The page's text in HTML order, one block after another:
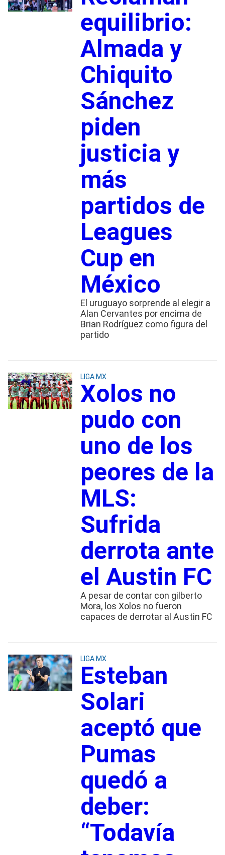
equilibrio:
Almada y
Chiquito
Sánchez
piden
justicia y
más
partidos de
Leagues
Cup en
México
El uruguayo sorprende al elegir a
Alan Cervantes por encima de
Brian Rodríguez como figura del
partido
LIGA MX
Xolos no
pudo con
uno de los
peores de la
MLS:
Sufrida
derrota ante
el Austin FC
A pesar de contar con gilberto
Mora, los Xolos no fueron
capaces de derrotar al Austin FC
LIGA MX
Esteban
Solari
aceptó que
Pumas
quedó a
deber:
“Todavía